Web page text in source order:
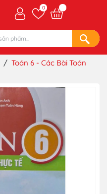
0
/ Toán 6 - Các Bài Toán